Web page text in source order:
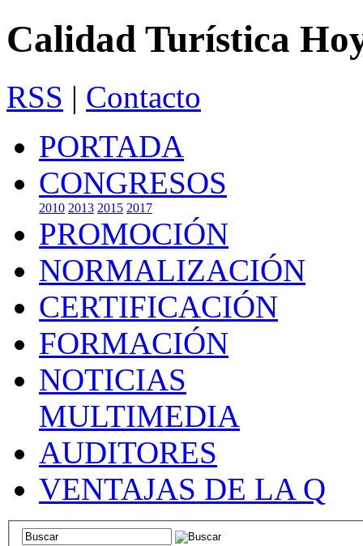
Calidad Turística
RSS | Contacto
PORTADA
CONGRESOS
2010 2013 2015 2017
PROMOCIÓN
NORMALIZACIÓN
CERTIFICACIÓN
FORMACIÓN
NOTICIAS
MULTIMEDIA
AUDITORES
VENTAJAS DE LA Q